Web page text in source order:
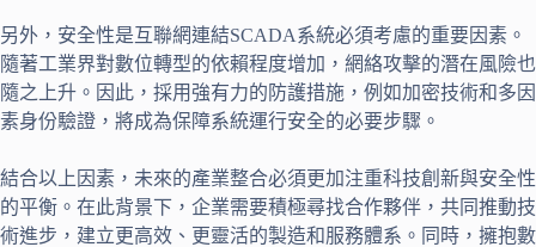
另外，安全性是互聯網連結SCADA系統必須考慮的重要因素。
隨著工業界對數位轉型的依賴程度增加，網絡攻擊的潛在風險也
隨之上升。因此，採用強有力的防護措施，例如加密技術和多因
素身份驗證，將成為保障系統運行安全的必要步驟。
結合以上因素，未來的產業整合必須更加注重科技創新與安全性
的平衡。在此背景下，企業需要積極尋找合作夥伴，共同推動技
術進步，建立更高效、更靈活的製造和服務體系。同時，擁抱數